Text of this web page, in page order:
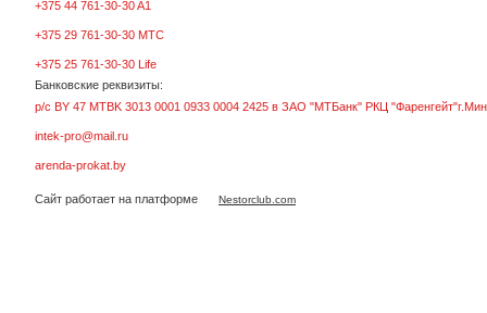
+375 44 761-30-30 A1
+375 29 761-30-30 МТС
+375 25 761-30-30 Life
Банковские реквизиты:
р/с BY 47 MTBK 3013 0001 0933 0004 2425 в ЗАО "МТБанк" РКЦ
intek-pro@mail.ru
arenda-prokat.by
Сайт работает на платформе Nestorclub.com